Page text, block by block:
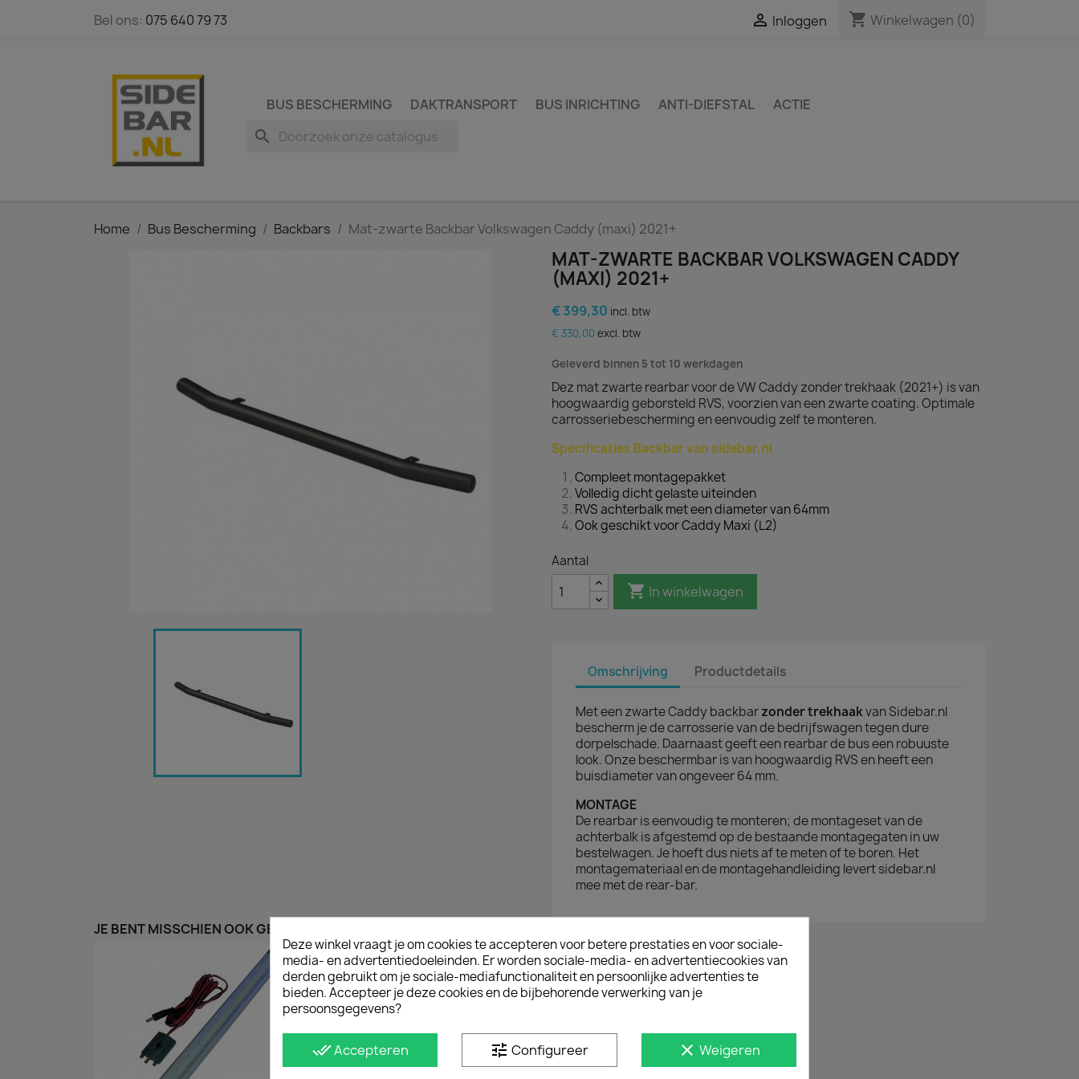
Bel ons: 075 640 79 73  Inloggen shopping_cart Winkelwagen (0)
BUS BESCHERMING DAKTRANSPORT BUS INRICHTING ANTI-DIEFSTAL ACTIE
search
Home Bus Bescherming Backbars Mat-zwarte Backbar Volkswagen Caddy (maxi) 2021+
MAT-ZWARTE BACKBAR VOLKSWAGEN CADDY
(MAXI) 2021+
€ 399,30 incl. btw
€ 330,00 excl. btw
Geleverd binnen 5 tot 10 werkdagen
Dez mat zwarte rearbar voor de VW Caddy zonder trekhaak (2021+) is van
hoogwaardig geborsteld RVS, voorzien van een zwarte coating. Optimale
carrosseriebescherming en eenvoudig zelf te monteren.
Specificaties Backbar van sidebar.nl
Compleet montagepakket
Volledig dicht gelaste uiteinden
RVS achterbalk met een diameter van 64mm
Ook geschikt voor Caddy Maxi (L2)
Aantal
 In winkelwagen
Omschrijving Productdetails
Met een zwarte Caddy backbarzonder trekhaakvan Sidebar.nl
bescherm je de carrosserie van de bedrijfswagen tegen dure
dorpelschade. Daarnaast geeft een rearbar de bus een robuuste
look. Onze beschermbar is van hoogwaardig RVS en heeft een
buisdiameter van ongeveer 64 mm.
MONTAGE
De rearbar is eenvoudig te monteren; de montageset van de
achterbalk is afgestemd op de bestaande montagegaten in uw
bestelwagen. Je hoeft dus niets af te meten of te boren. Het
montagemateriaal en de montagehandleiding levert sidebar.nl
mee met de rear-bar.
JE BENT MISSCHIEN OOK GEÏNTERESSEERD IN
Deze winkel vraagt je om cookies te accepteren voor betere prestaties en voor sociale-
media- en advertentiedoeleinden. Er worden sociale-media- en advertentiecookies van
derden gebruikt om je sociale-mediafunctionaliteit en persoonlijke advertenties te
bieden. Accepteer je deze cookies en de bijbehorende verwerking van je
persoonsgegevens?
done_allAccepteren tune Configureer clear Weigeren